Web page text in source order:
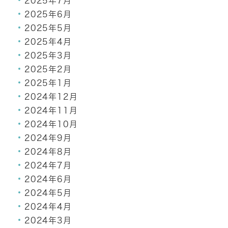
2025年6月
2025年5月
2025年4月
2025年3月
2025年2月
2025年1月
2024年12月
2024年11月
2024年10月
2024年9月
2024年8月
2024年7月
2024年6月
2024年5月
2024年4月
2024年3月